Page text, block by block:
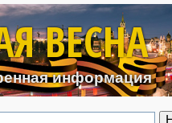
Перейти к основному
ВЕСНА
информация